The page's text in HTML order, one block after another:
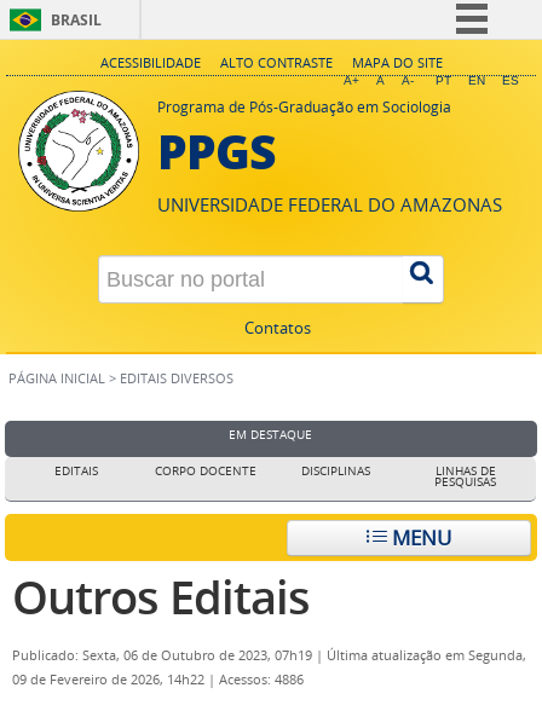
BRASIL
Simplifique!
Comunica BR
Legislação
Canais
ACESSIBILIDADE ALTO CONTRASTE MAPA DO SITE
A+ A A- PT EN ES
Programa de Pós-Graduação em Sociologia
PPGS
UNIVERSIDADE FEDERAL DO AMAZONAS
Contatos
PÁGINA INICIAL > EDITAIS DIVERSOS
EM DESTAQUE
EDITAIS CORPO DOCENTE DISCIPLINAS LINHAS DE
PESQUISAS
MENU
Outros Editais
Publicado: Sexta, 06 de Outubro de 2023, 07h19 | Última atualização em Segunda,
09 de Fevereiro de 2026, 14h22 | Acessos: 4886